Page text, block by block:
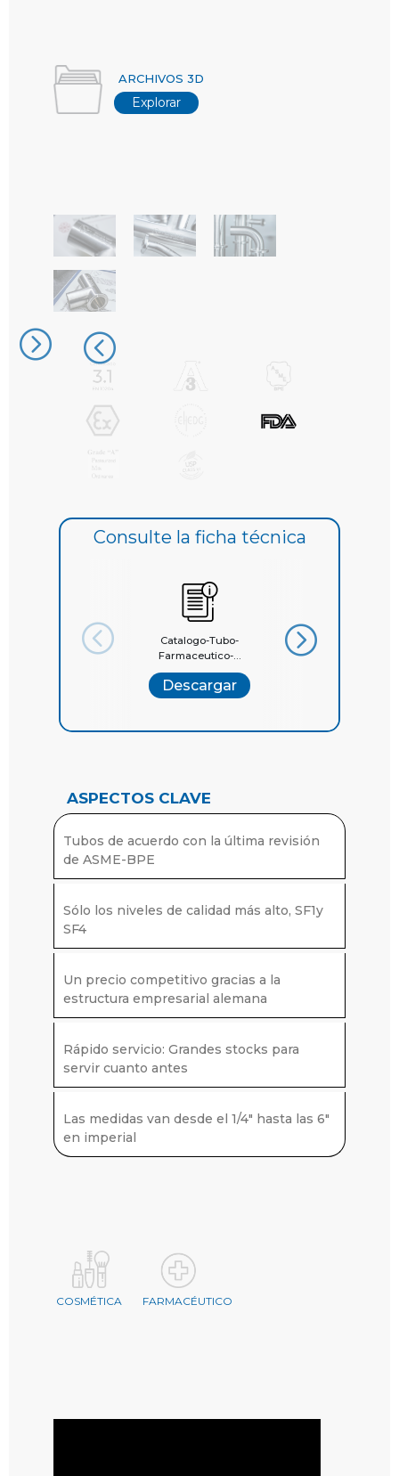
Los productos Dockweiler son los
únicos certificados en el mundo como
ASME-BPE en materiales especiales
como C22 y AL-6XN. Todos tubos y
Dimensiones
Imperial (1/4 "a 6" / 6,35 mm a 152,40
mm)
Materiales
1,4435
2.4602
UNS N08367 (AL-6XN)
UNS N08904 (904L)
UNS N06022 (C22)
Superficies interiores
SF0:Sin requisitos
SF1: Ra máx. ≤ 0,51 µm (20 µin)
SF2: Ra máx. ≤ 0,64 µm (25 µin)
SF3: Ra máx. ≤ 0,76 µm (30 µin)
Electropulido:
SF5: Ra máx. ≤ 0,51 µm (20 µin)
Ra ≤ 1,00 µm (40 µin)
ARCHIVOS 3D
Explorar
Consulte la ficha técnica
Catalogo-Tubo-
Farmaceutico-...
Descargar
Catálogo
ASPECTOS CLAVE
Tubos de acuerdo con la última revisión
de ASME-BPE
Sólo los niveles de calidad más alto, SF1y
SF4
Un precio competitivo gracias a la
estructura empresarial alemana
Rápido servicio: Grandes stocks para
servir cuanto antes
Las medidas van desde el 1/4" hasta las 6"
en imperial
COSMÉTICA FARMACÉUTICO